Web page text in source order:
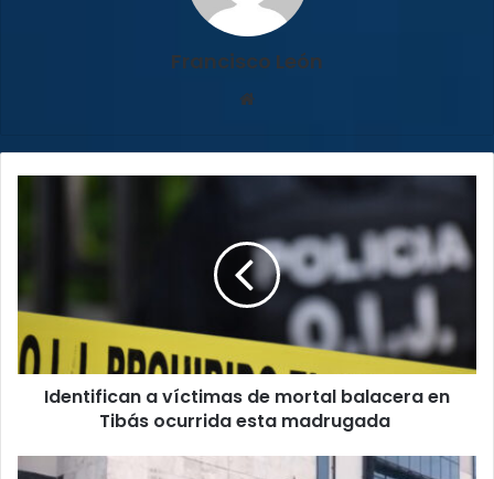
Francisco León
balacera
Tibás
ocurrida
estaIdentifican a víctimas de mortal balacera en
Tibás ocurrida esta madrugada
Detienen